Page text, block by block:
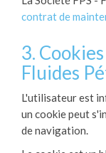
contrat de
3.
Fluides
L'utilisateur est
un cookie peut
de navigation.